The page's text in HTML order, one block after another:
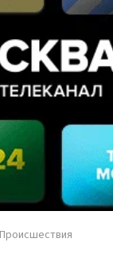
Происшествия